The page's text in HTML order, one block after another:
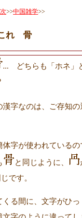
>>中国雑学>>
れ 骨
... どちらも「ホネ」
漢字なのは、ご存知
体字が使われている
と同じように、
です。
くる間に、文字がひ